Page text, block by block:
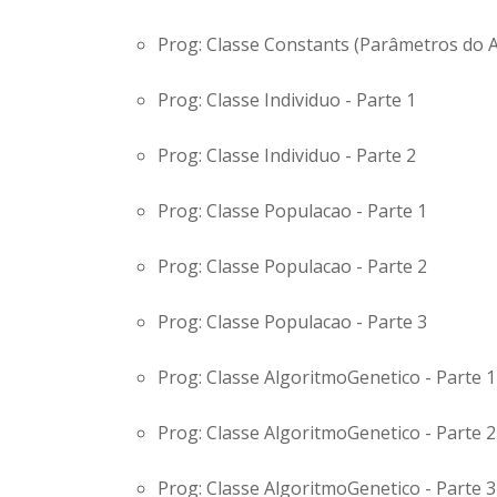
Prog: Classe Constants (Parâmetros do
Prog: Classe Individuo - Parte 1
Prog: Classe Individuo - Parte 2
Prog: Classe Populacao - Parte 1
Prog: Classe Populacao - Parte 2
Prog: Classe Populacao - Parte 3
Prog: Classe AlgoritmoGenetico - Parte 1
Prog: Classe AlgoritmoGenetico - Parte 2
Prog: Classe AlgoritmoGenetico - Parte 3